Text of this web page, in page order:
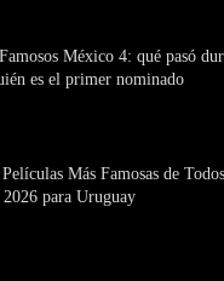
México 4: qué pasó
es el primer nominado
Más Famosas de
para Uruguay